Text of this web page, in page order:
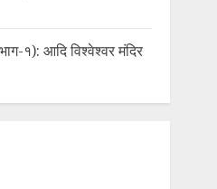
१): आदि विश्वेश्वर मंदिर